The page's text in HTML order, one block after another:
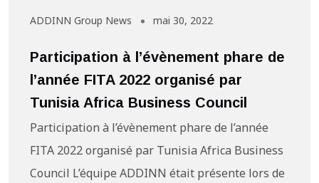
ADDINN Group News mai 30, 2022
Participation à l’évènement phare de
l’année FITA 2022 organisé par
Tunisia Africa Business Council
Participation à l’évènement phare de l’année
FITA 2022 organisé par Tunisia Africa Business
Council L’équipe ADDINN était présente lors de